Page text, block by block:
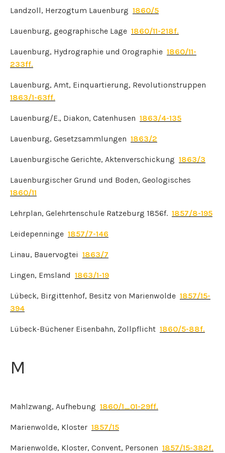
Landzoll, Herzogtum Lauenburg 1860/5
Lauenburg, geographische Lage 1860/11-218f.
Lauenburg, Hydrographie und Orographie 1860/11-
233ff.
Lauenburg, Amt, Einquartierung, Revolutionstruppen
1863/1-63ff.
Lauenburg/E., Diakon, Catenhusen 1863/4-135
Lauenburg, Gesetzsammlungen 1863/2
Lauenburgische Gerichte, Aktenverschickung 1863/3
Lauenburgischer Grund und Boden, Geologisches
1860/11
Lehrplan, Gelehrtenschule Ratzeburg 1856f. 1857/8-195
Leidepenninge 1857/7-146
Linau, Bauervogtei 1863/7
Lingen, Emsland 1863/1-19
Lübeck, Birgittenhof, Besitz von Marienwolde 1857/15-
394
Lübeck-Büchener Eisenbahn, Zollpflicht 1860/5-88f.
M
Mahlzwang, Aufhebung 1860/1_01-29ff.
Marienwolde, Kloster 1857/15
Marienwolde, Kloster, Convent, Personen 1857/15-382f.